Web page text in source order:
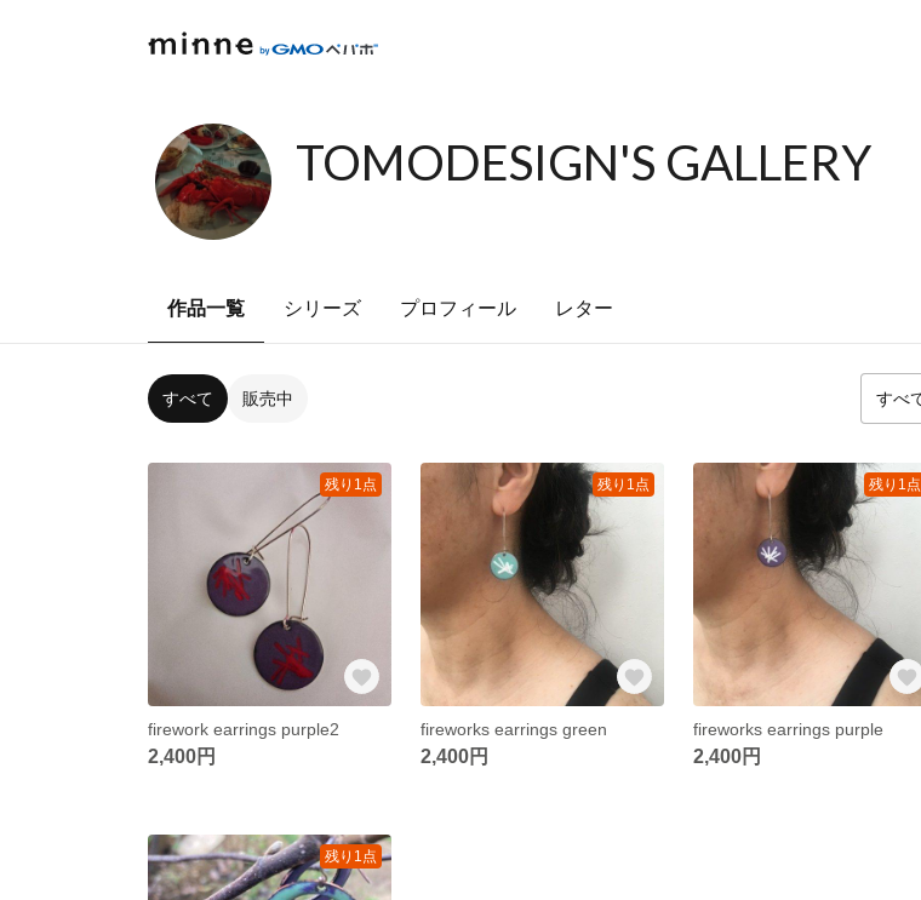
TOMODESIGN'S GALLERY
作品一覧 シリーズ プロフィール レター
すべて 販売中
残り1点
firework earrings purple2
2,400円
残り1点
fireworks earrings green
2,400円
残り1点
fireworks earrings purple
2,400円
残り1点